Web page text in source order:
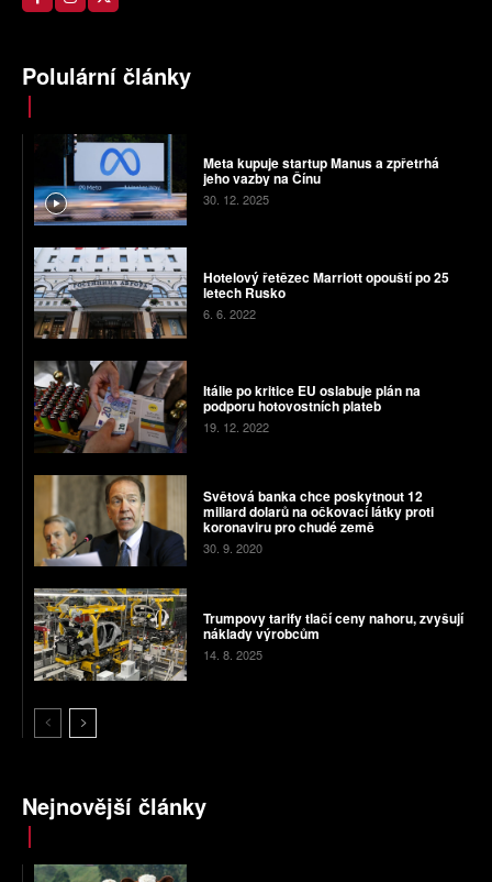
Polulární články
Meta kupuje startup Manus a zpřetrhá
jeho vazby na Čínu
30. 12. 2025
Hotelový řetězec Marriott opouští po 25
letech Rusko
6. 6. 2022
Itálie po kritice EU oslabuje plán na
podporu hotovostních plateb
19. 12. 2022
Světová banka chce poskytnout 12
miliard dolarů na očkovací látky proti
koronaviru pro chudé země
30. 9. 2020
Trumpovy tarify tlačí ceny nahoru, zvyšují
náklady výrobcům
14. 8. 2025
Nejnovější články